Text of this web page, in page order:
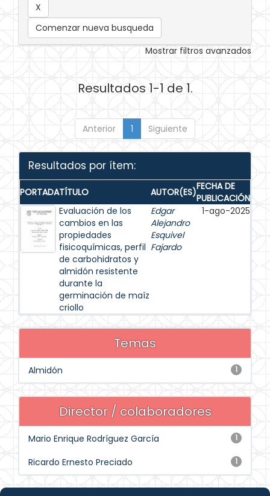
Comenzar nueva busqueda
Mostrar filtros avanzados
Resultados 1-1 de 1.
Anterior 1 Siguiente
Resultados por ítem:
PORTADATÍTULO AUTOR(ES)FECHA DE
PUBLICACIÓN
Evaluación de los
cambios en las
propiedades
fisicoquímicas, perfil
de carbohidratos y
almidón resistente
durante la
germinación de maíz
criollo
Edgar
Alejandro
Esquivel
Fajardo
1-ago-2025
Temas
1
Almidón
Director / colaboradores
1
Mario Enrique Rodríguez García
1
Ricardo Ernesto Preciado